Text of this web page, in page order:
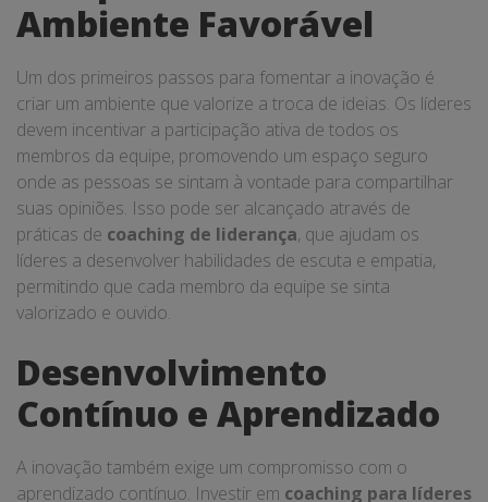
Ambiente Favorável
Um dos primeiros passos para fomentar a inovação é
criar um ambiente que valorize a troca de ideias. Os líderes
devem incentivar a participação ativa de todos os
membros da equipe, promovendo um espaço seguro
onde as pessoas se sintam à vontade para compartilhar
suas opiniões. Isso pode ser alcançado através de
práticas de coaching de liderança, que ajudam os
líderes a desenvolver habilidades de escuta e empatia,
permitindo que cada membro da equipe se sinta
valorizado e ouvido.
Desenvolvimento
Contínuo e Aprendizado
A inovação também exige um compromisso com o
aprendizado contínuo. Investir em coaching para líderes